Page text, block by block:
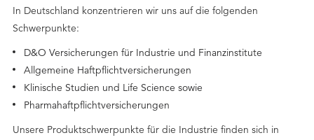
In Deutschland konzentrieren wir uns auf die folgenden
Schwerpunkte:
D&O Versicherungen für Industrie und Finanzinstitute
Allgemeine Haftpflichtversicherungen
Klinische Studien und Life Science sowie
Pharmahaftpflichtversicherungen
Unsere Produktschwerpunkte für die Industrie finden sich in